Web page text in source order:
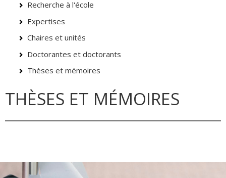
Recherche à l'école
Expertises
Chaires et unités
Doctorantes et doctorants
Thèses et mémoires
THÈSES ET MÉMOIRES